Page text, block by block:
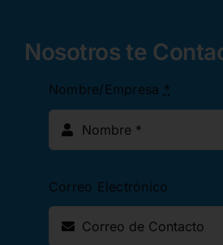
Nosotros te
Nombre/Empresa *
Correo Electrónico